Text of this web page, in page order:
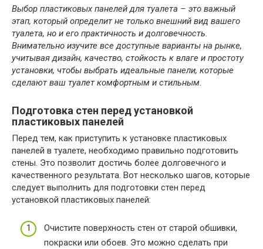
Выбор пластиковых панелей для туалета – это важный
этап, который определит не только внешний вид вашего
туалета, но и его практичность и долговечность.
Внимательно изучите все доступные варианты на рынке,
учитывая дизайн, качество, стойкость к влаге и простоту
установки, чтобы выбрать идеальные панели, которые
сделают ваш туалет комфортным и стильным.
Подготовка стен перед установкой
пластиковых панелей
Перед тем, как приступить к установке пластиковых
панелей в туалете, необходимо правильно подготовить
стены. Это позволит достичь более долговечного и
качественного результата. Вот несколько шагов, которые
следует выполнить для подготовки стен перед
установкой пластиковых панелей:
Очистите поверхность стен от старой обшивки,
покраски или обоев. Это можно сделать при